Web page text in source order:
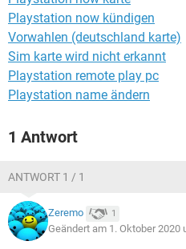
Playstation now kündigen
Vorwahlen (deutschland karte)
Sim karte wird nicht erkannt
Playstation remote play pc
Playstation name ändern
1 Antwort
ANTWORT 1 / 1
Zeremo 1
Geändert am 1. Oktober 2020